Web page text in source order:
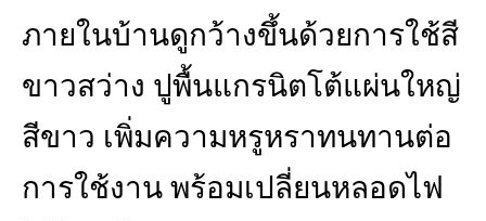
ภายในบ้านดูกว้างขึ้นด้วยการใช้สี
ขาวสว่าง ปูพื้นแกรนิตโต้แผ่นใหญ่
สีขาว เพิ่มความหรูหราทนทานต่อ
การใช้งาน พร้อมเปลี่ยนหลอดไฟ